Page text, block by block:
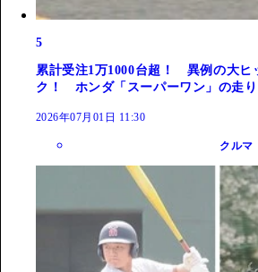
5
累計受注1万1000台超！ 異例の大ヒ
ク！ ホンダ「スーパーワン」の走
2026年07月01日 11:30
クルマ